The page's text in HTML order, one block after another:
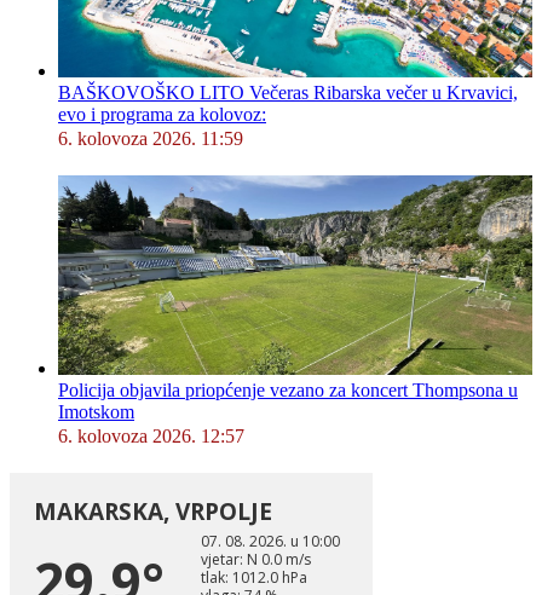
BAŠKOVOŠKO LITO Večeras Ribarska večer u Krvavici,
evo i programa za kolovoz:
6. kolovoza 2026. 11:59
Policija objavila priopćenje vezano za koncert Thompsona u
Imotskom
6. kolovoza 2026. 12:57